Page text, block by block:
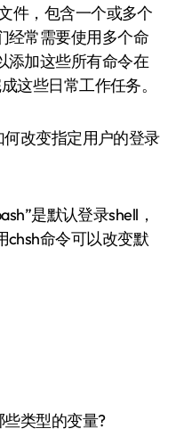
件，包含一个或多个
经常需要使用多个命
添加这些所有命令在
这些日常工作任务。
改变指定用户的登录
是默认登录shell，
chsh命令可以改变默
类型的变量?